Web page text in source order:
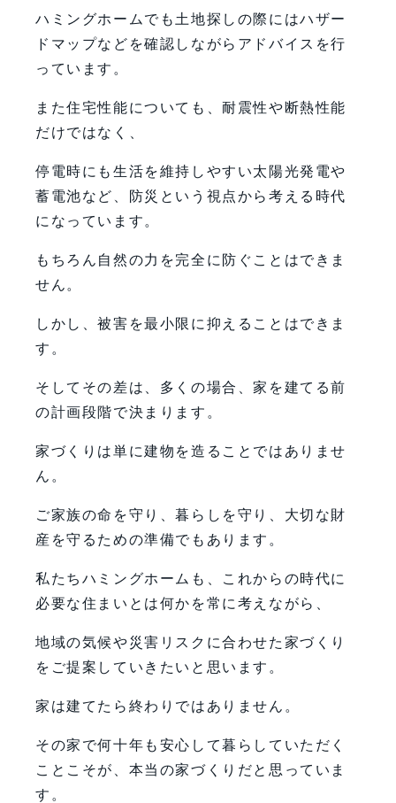
ハミングホームでも土地探しの際にはハザー
ドマップなどを確認しながらアドバイスを行
っています。
また住宅性能についても、耐震性や断熱性能
だけではなく、
停電時にも生活を維持しやすい太陽光発電や
蓄電池など、防災という視点から考える時代
になっています。
もちろん自然の力を完全に防ぐことはできま
せん。
しかし、被害を最小限に抑えることはできま
す。
そしてその差は、多くの場合、家を建てる前
の計画段階で決まります。
家づくりは単に建物を造ることではありませ
ん。
ご家族の命を守り、暮らしを守り、大切な財
産を守るための準備でもあります。
私たちハミングホームも、これからの時代に
必要な住まいとは何かを常に考えながら、
地域の気候や災害リスクに合わせた家づくり
をご提案していきたいと思います。
家は建てたら終わりではありません。
その家で何十年も安心して暮らしていただく
ことこそが、本当の家づくりだと思っていま
す。